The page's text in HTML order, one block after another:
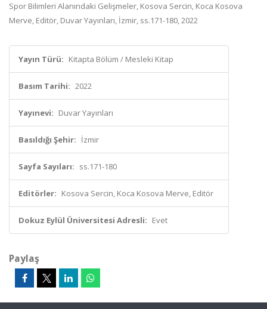
Spor Bilimleri Alanındaki Gelişmeler, Kosova Sercin, Koca Kosova
Merve, Editör, Duvar Yayınları, İzmir, ss.171-180, 2022
Yayın Türü: Kitapta Bölüm / Mesleki Kitap
Basım Tarihi: 2022
Yayınevi: Duvar Yayınları
Basıldığı Şehir: İzmir
Sayfa Sayıları: ss.171-180
Editörler: Kosova Sercin, Koca Kosova Merve, Editör
Dokuz Eylül Üniversitesi Adresli: Evet
Paylaş